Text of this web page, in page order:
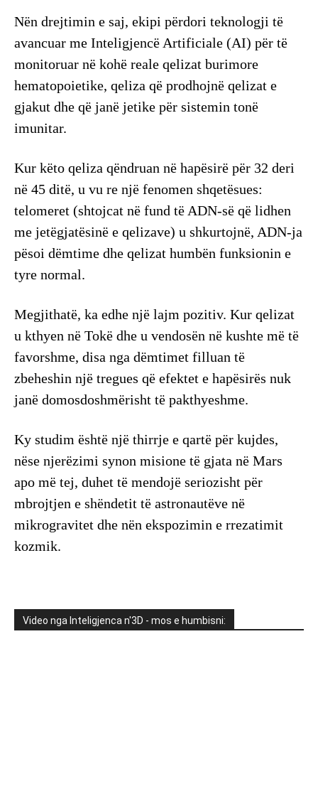
Nën drejtimin e saj, ekipi përdori teknologji të
avancuar me Inteligjencë Artificiale (AI) për të
monitoruar në kohë reale qelizat burimore
hematopoietike, qeliza që prodhojnë qelizat e
gjakut dhe që janë jetike për sistemin tonë
imunitar.
Kur këto qeliza qëndruan në hapësirë për 32 deri
në 45 ditë, u vu re një fenomen shqetësues:
telomeret (shtojcat në fund të ADN-së që lidhen
me jetëgjatësinë e qelizave) u shkurtojnë, ADN-ja
pësoi dëmtime dhe qelizat humbën funksionin e
tyre normal.
Megjithatë, ka edhe një lajm pozitiv. Kur qelizat
u kthyen në Tokë dhe u vendosën në kushte më të
favorshme, disa nga dëmtimet filluan të
zbeheshin një tregues që efektet e hapësirës nuk
janë domosdoshmërisht të pakthyeshme.
Ky studim është një thirrje e qartë për kujdes,
nëse njerëzimi synon misione të gjata në Mars
apo më tej, duhet të mendojë seriozisht për
mbrojtjen e shëndetit të astronautëve në
mikrogravitet dhe nën ekspozimin e rrezatimit
kozmik.
Video nga Inteligjenca n'3D - mos e humbisni: